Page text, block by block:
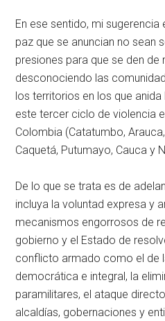
En ese sentido, mi
paz que se anuncian no sean
presiones para que se den de
desconociendo las
los territorios en los que
este tercer ciclo de violencia
Colombia (Catatumbo,
Caquetá, Putumayo, Cauca y
De lo que se trata es de
incluya la voluntad expresa y
mecanismos engorrosos de
gobierno y el Estado de
conflicto armado como el de
democrática e integral, la
paramilitares, el ataque
alcaldías, gobernaciones y